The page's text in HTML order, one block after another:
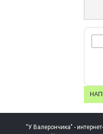
"У Валерончика" -